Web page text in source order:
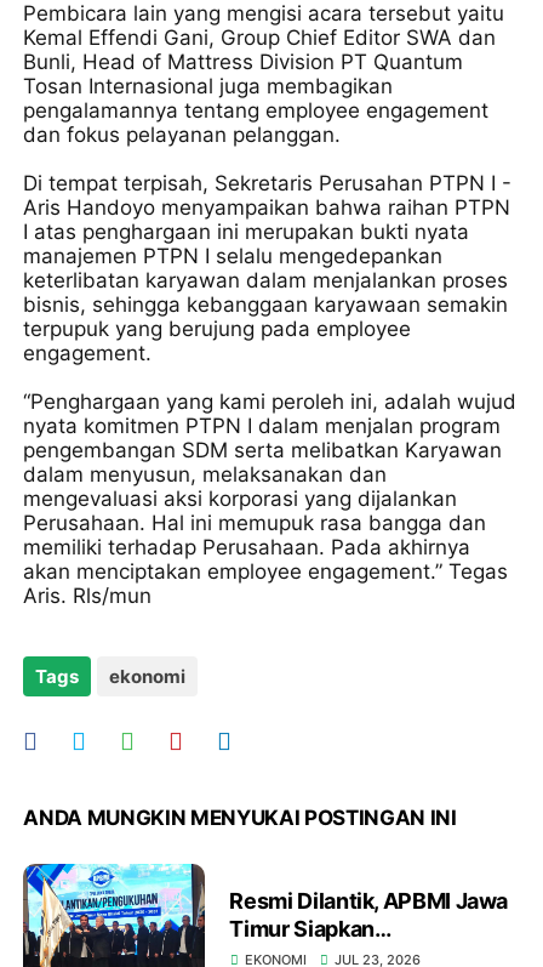
Pembicara lain yang mengisi acara tersebut yaitu
Kemal Effendi Gani, Group Chief Editor SWA dan
Bunli, Head of Mattress Division PT Quantum
Tosan Internasional juga membagikan
pengalamannya tentang employee engagement
dan fokus pelayanan pelanggan.
Di tempat terpisah, Sekretaris Perusahan PTPN I -
Aris Handoyo menyampaikan bahwa raihan PTPN
I atas penghargaan ini merupakan bukti nyata
manajemen PTPN I selalu mengedepankan
keterlibatan karyawan dalam menjalankan proses
bisnis, sehingga kebanggaan karyawaan semakin
terpupuk yang berujung pada employee
engagement.
“Penghargaan yang kami peroleh ini, adalah wujud
nyata komitmen PTPN I dalam menjalan program
pengembangan SDM serta melibatkan Karyawan
dalam menyusun, melaksanakan dan
mengevaluasi aksi korporasi yang dijalankan
Perusahaan. Hal ini memupuk rasa bangga dan
memiliki terhadap Perusahaan. Pada akhirnya
akan menciptakan employee engagement.” Tegas
Aris. Rls/mun
Tags ekonomi
ANDA MUNGKIN MENYUKAI POSTINGAN INI
Resmi Dilantik, APBMI Jawa
Timur Siapkan
Pembentukan Koperasi Alat
EKONOMI JUL 23, 2026